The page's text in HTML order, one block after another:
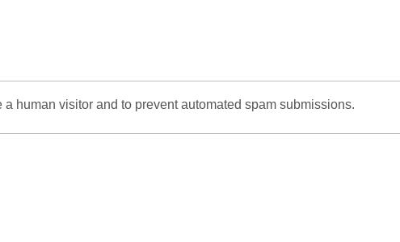
human visitor and to prevent automated spam submissions.